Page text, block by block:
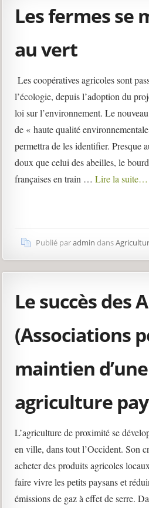
Les fermes se
au vert
Les coopératives agricoles sont
l’écologie, depuis l’adoption du
loi sur l’environnement. Le
de « haute qualité
permettra de les identifier. Presque
doux que celui des abeilles, le
françaises en train …Lire la suite…
Publié paradmin dans
Le succès des
(Associations
maintien d’une
agriculture
L’agriculture de proximité se
en ville, dans tout l’Occident. Son
acheter des produits agricoles
faire vivre les petits paysans et
émissions de gaz à effet de serre.